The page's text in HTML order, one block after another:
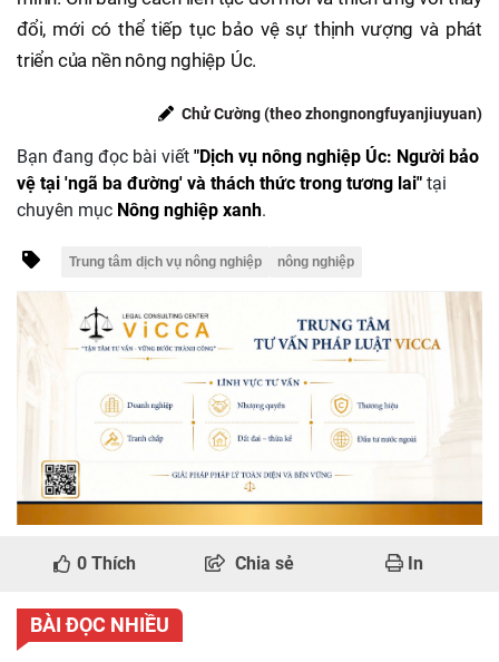
đổi, mới có thể tiếp tục bảo vệ sự thịnh vượng và phát
triển của nền nông nghiệp Úc.
Chử Cường (theo zhongnongfuyanjiuyuan)
Bạn đang đọc bài viết "Dịch vụ nông nghiệp Úc: Người bảo
vệ tại 'ngã ba đường' và thách thức trong tương lai" tại
chuyên mục Nông nghiệp xanh.
Trung tâm dịch vụ nông nghiệp nông nghiệp
0 Thích Chia sẻ In
BÀI ĐỌC NHIỀU